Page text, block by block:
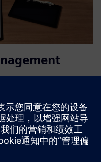
Digital for
consulting and
analysis